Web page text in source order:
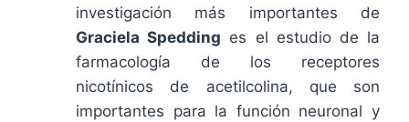
investigación más importantes de
Graciela Spedding es el estudio de la
farmacología de los receptores
nicotínicos de acetilcolina, que son
importantes para la función neuronal y